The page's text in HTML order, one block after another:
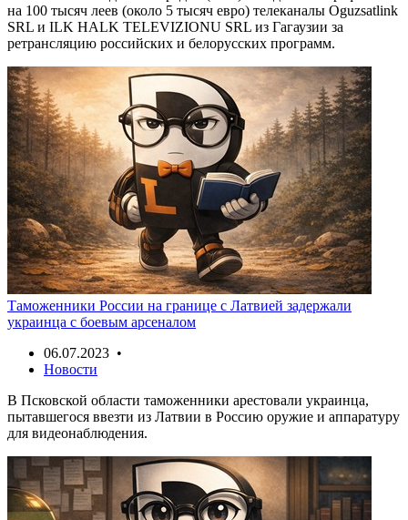
на 100 тысяч леев (около 5 тысяч евро) телеканалы Oguzsatlink
SRL и ILK HALK TELEVIZIONU SRL из Гагаузии за
ретрансляцию российских и белорусских программ.
Таможенники России на границе с Латвией задержали
украинца с боевым арсеналом
06.07.2023 •
Новости
В Псковской области таможенники арестовали украинца,
пытавшегося ввезти из Латвии в Россию оружие и аппаратуру
для видеонаблюдения.